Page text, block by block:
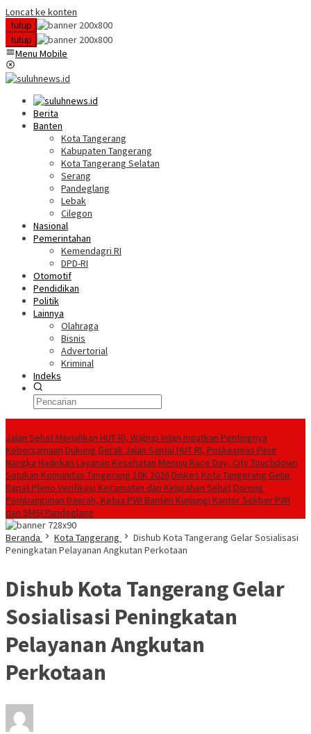
Loncat ke konten
tutup
tutup
Menu Mobile
Berita
Banten
Kota Tangerang
Kabupaten Tangerang
Kota Tangerang Selatan
Serang
Pandeglang
Lebak
Cilegon
Nasional
Pemerintahan
Kemendagri RI
DPD-RI
Otomotif
Pendidikan
Politik
Lainnya
Olahraga
Bisnis
Advertorial
Kriminal
Indeks
Jalan Sehat Meriahkan HUT RI, Wabup Intan Ingatkan Pentingnya
Kebersamaan Dukung Gerak Jalan Santai HUT RI, Puskesmas Pasir
Nangka Hadirkan Layanan Kesehatan Menuju Race Day, City Touchdown
Satukan Komunitas Tangerang 10K 2026Dinkes Kota Tangerang Gelar
Rapat Pleno Verifikasi Kecamatan dan Kelurahan SehatDorong
Pembangunan Daerah, Ketua PWI Banten Kunjungi Kantor Sekber PWI
dan SMSI Pandeglang
Beranda
Kota Tangerang
Dishub Kota Tangerang Gelar Sosialisasi
Peningkatan Pelayanan Angkutan Perkotaan
Dishub Kota Tangerang Gelar
Sosialisasi Peningkatan
Pelayanan Angkutan
Perkotaan